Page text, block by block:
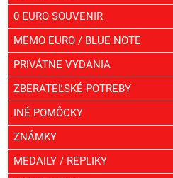
0 EURO SOUVENIR
MEMO EURO / BLUE NOTE
PRIVÁTNE VYDANIA
ZBERATEĽSKÉ POTREBY
INÉ POMÔCKY
ZNÁMKY
MEDAILY / REPLIKY